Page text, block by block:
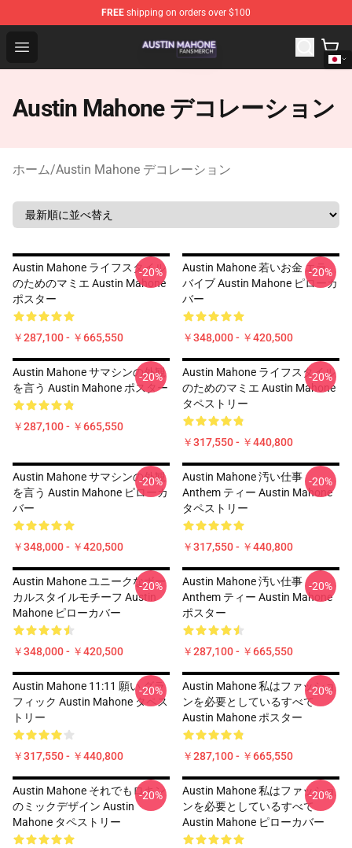
FREE shipping on orders over $100
Open menu
Austin Mahone Shop - Official Austin Mahone
Austin Mahone デコレーション
ホーム/Austin Mahone デコレーション
Austin Mahone ライフスタイル
のためのマミエ Austin Mahone
ポスター
￥287,100 - ￥665,550
-20%
Austin Mahone 若いお金 エラ
バイブ Austin Mahone ピローカ
バー
￥348,000 - ￥420,500
-20%
Austin Mahone サマシンの外観
を言う Austin Mahone ポスター
￥287,100 - ￥665,550
-20%
Austin Mahone ライフスタイル
のためのマミエ Austin Mahone
タペストリー
￥317,550 - ￥440,800
-20%
Austin Mahone サマシンの外観
を言う Austin Mahone ピローカ
バー
￥348,000 - ￥420,500
-20%
Austin Mahone 汚い仕事
Anthem ティー Austin Mahone
タペストリー
￥317,550 - ￥440,800
-20%
Austin Mahone ユニークなボー
カルスタイルモチーフ Austin
Mahone ピローカバー
￥348,000 - ￥420,500
-20%
Austin Mahone 汚い仕事
Anthem ティー Austin Mahone
ポスター
￥287,100 - ￥665,550
-20%
Austin Mahone 11:11 願い グラ
フィック Austin Mahone タペス
トリー
￥317,550 - ￥440,800
-20%
Austin Mahone 私はファッショ
ンを必要としているすべて
Austin Mahone ポスター
￥287,100 - ￥665,550
-20%
Austin Mahone それでもロキン
のミックデザイン Austin
Mahone タペストリー
-20%
Austin Mahone 私はファッショ
ンを必要としているすべて
Austin Mahone ピローカバー
-20%